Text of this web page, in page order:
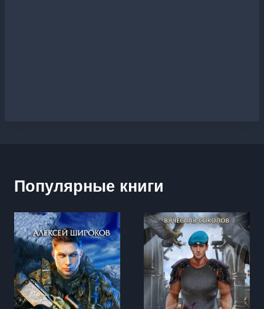
Популярные книги